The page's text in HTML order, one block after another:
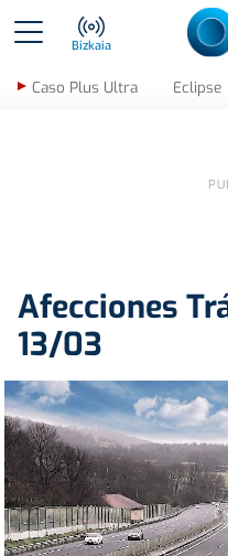
Bizkaia
Caso Plus Ultra Eclipse
Afecciones
13/03